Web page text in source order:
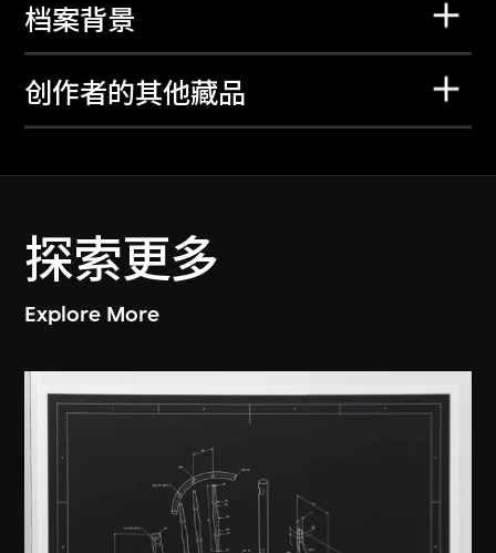
档案背景
创作者的其他藏品
探索更多
Explore More